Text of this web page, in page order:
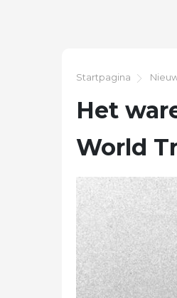
Startpagina
Het
World